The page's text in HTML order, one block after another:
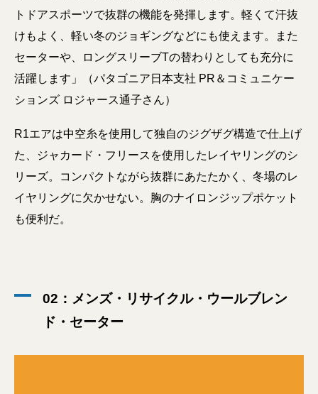
トドアスポーツで抜群の機能を発揮します。軽くて汗抜
けもよく、軽い冬のジョギングなどにも使えます。また
セーターや、ロングスリーブTの替わりとしても充分に
活躍します」（パタゴニア日本支社 PR＆コミュニケー
ションズ ロジャース通子さん）
R1エアは中空糸を使用して独自のジグザグ構造で仕上げ
た、ジャカード・フリースを使用したレイヤリングのシ
リーズ。コンパクトながら抜群にあたたかく、冬場のレ
イヤリングに欠かせない。胸のナイロンジップポケット
も便利だ。
02：メンズ・リサイクル・ウールブレン
ド・セーター